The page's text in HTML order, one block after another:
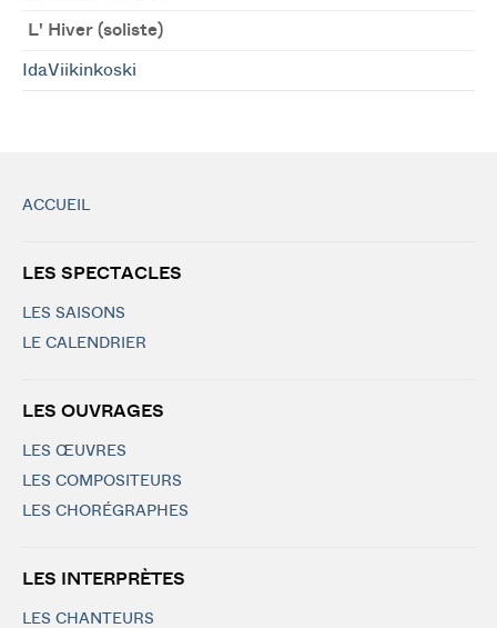
L' Hiver (soliste)
IdaViikinkoski
ACCUEIL
LES SPECTACLES
LES SAISONS
LE CALENDRIER
LES OUVRAGES
LES ŒUVRES
LES COMPOSITEURS
LES CHORÉGRAPHES
LES INTERPRÈTES
LES CHANTEURS